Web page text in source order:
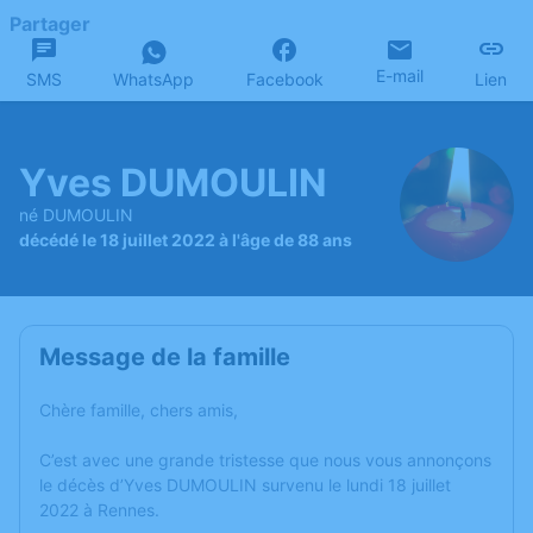
Partager
SMS WhatsApp Facebook E-mail Lien
Yves DUMOULIN
né DUMOULIN
décédé le 18 juillet 2022 à l'âge de 88 ans
Message de la famille
Chère famille, chers amis,
C’est avec une grande tristesse que nous vous annonçons
le décès d’Yves DUMOULIN survenu le lundi 18 juillet
2022 à Rennes.